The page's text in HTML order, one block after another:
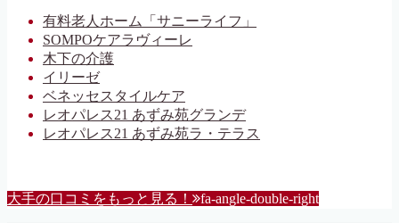
有料老人ホーム「サニーライフ」
SOMPOケアラヴィーレ
木下の介護
イリーゼ
ベネッセスタイルケア
レオパレス21 あずみ苑グランデ
レオパレス21 あずみ苑ラ・テラス
大手の口コミをもっと見る！ fa-angle-double-right